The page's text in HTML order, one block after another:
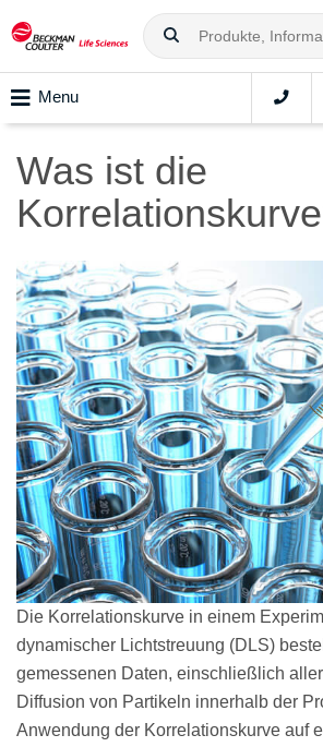
Menu
Was ist die
Die Korrelationskurve in einem
dynamischer Lichtstreuung (DLS)
gemessenen Daten, einschließlich
Diffusion von Partikeln innerhalb der
Anwendung der Korrelationskurve auf